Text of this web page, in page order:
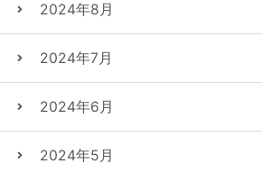
2024年8月
2024年7月
2024年6月
2024年5月